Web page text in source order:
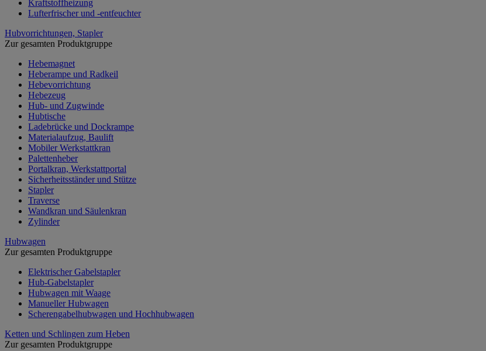
Kraftstoffheizung
Lufterfrischer und -entfeuchter
Hubvorrichtungen, Stapler
Zur gesamten Produktgruppe
Hebemagnet
Heberampe und Radkeil
Hebevorrichtung
Hebezeug
Hub- und Zugwinde
Hubtische
Ladebrücke und Dockrampe
Materialaufzug, Baulift
Mobiler Werkstattkran
Palettenheber
Portalkran, Werkstattportal
Sicherheitsständer und Stütze
Stapler
Traverse
Wandkran und Säulenkran
Zylinder
Hubwagen
Zur gesamten Produktgruppe
Elektrischer Gabelstapler
Hub-Gabelstapler
Hubwagen mit Waage
Manueller Hubwagen
Scherengabelhubwagen und Hochhubwagen
Ketten und Schlingen zum Heben
Zur gesamten Produktgruppe